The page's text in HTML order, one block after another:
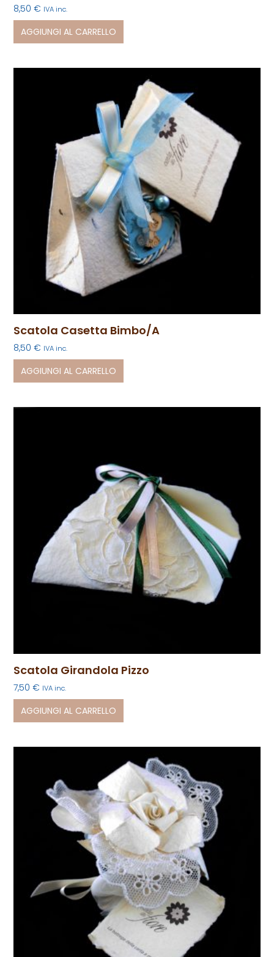
8,50€ IVA inc.
AGGIUNGI AL CARRELLO
Scatola Casetta Bimbo/a
8,50€ IVA inc.
AGGIUNGI AL CARRELLO
Scatola Girandola Pizzo
7,50€ IVA inc.
AGGIUNGI AL CARRELLO